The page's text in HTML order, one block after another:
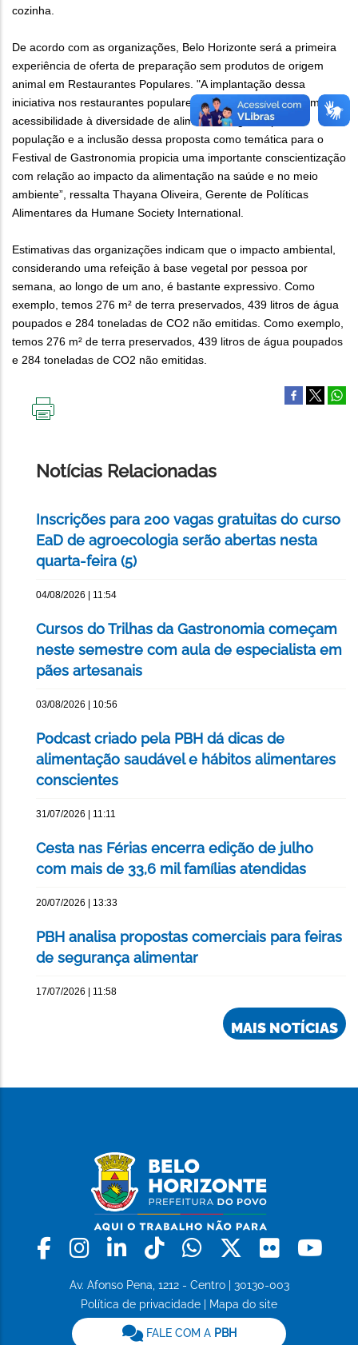
cozinha.
De acordo com as organizações, Belo Horizonte será a primeira
experiência de oferta de preparação sem produtos de origem
animal em Restaurantes Populares. "A implantação dessa
iniciativa nos restaurantes populares irá proporcionar uma maior
acessibilidade à diversidade de alimentos vegetais para a
população e a inclusão dessa proposta como temática para o
Festival de Gastronomia propicia uma importante conscientização
com relação ao impacto da alimentação na saúde e no meio
ambiente”, ressalta Thayana Oliveira, Gerente de Políticas
Alimentares da Humane Society International.
Estimativas das organizações indicam que o impacto ambiental,
considerando uma refeição à base vegetal por pessoa por
semana, ao longo de um ano, é bastante expressivo. Como
exemplo, temos 276 m² de terra preservados, 439 litros de água
poupados e 284 toneladas de CO2 não emitidas. Como exemplo,
temos 276 m² de terra preservados, 439 litros de água poupados
e 284 toneladas de CO2 não emitidas.
Notícias Relacionadas
Inscrições para 200 vagas gratuitas do curso
EaD de agroecologia serão abertas nesta
quarta-feira (5)
04/08/2026 | 11:54
Cursos do Trilhas da Gastronomia começam
neste semestre com aula de especialista em
pães artesanais
03/08/2026 | 10:56
Podcast criado pela PBH dá dicas de
alimentação saudável e hábitos alimentares
conscientes
31/07/2026 | 11:11
Cesta nas Férias encerra edição de julho
com mais de 33,6 mil famílias atendidas
20/07/2026 | 13:33
PBH analisa propostas comerciais para feiras
de segurança alimentar
17/07/2026 | 11:58
MAIS NOTÍCIAS
Facebook
Instagram
LinkedinTiktokWhatsapp
X Flickr
Av. Afonso Pena, 1212 - Centro | 30130-003
Política de privacidade
Mapa do site
FALE COM A PBH